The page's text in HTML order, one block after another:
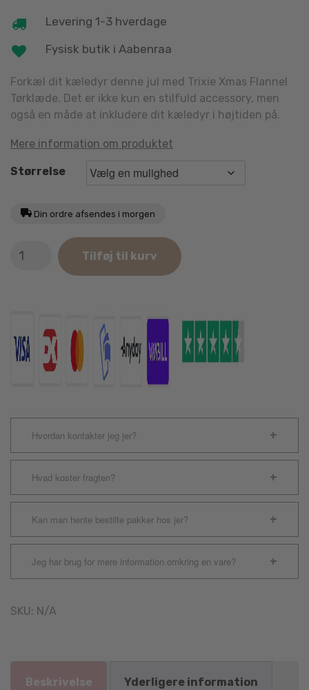
Levering 1-3 hverdage
Fysisk butik i Aabenraa
Forkæl dit kæledyr denne jul med Trixie Xmas Flannel
Tørklæde. Det er ikke kun en stilfuld accessory, men
også en måde at inkludere dit kæledyr i højtiden på.
Mere information om produktet
Størrelse
Din ordre afsendes i morgen
Xmas
Tilføj til kurv
Hvordan kontakter jeg jer?
Hvad koster fragten?
Kan man hente bestilte pakker hos jer?
Jeg har brug for mere information omkring en vare?
SKU: N/A
Beskrivelse Yderligere information